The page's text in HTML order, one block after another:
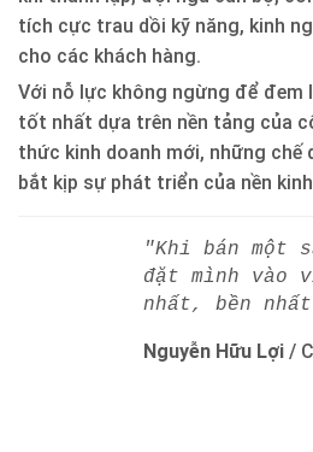
tích cực trau dồi kỹ năng, kinh
cho các khách hàng.
Với nỗ lực không ngừng để đem
tốt nhất dựa trên nền tảng của
thức kinh doanh mới, những
bắt kịp sự phát triển của nền
"Khi bán một
đặt mình vào
nhất, bền
Nguyễn Hữu Lợi /